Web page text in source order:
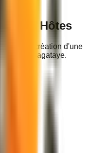
Hôtes
retour la création d'une
du Bagataye.